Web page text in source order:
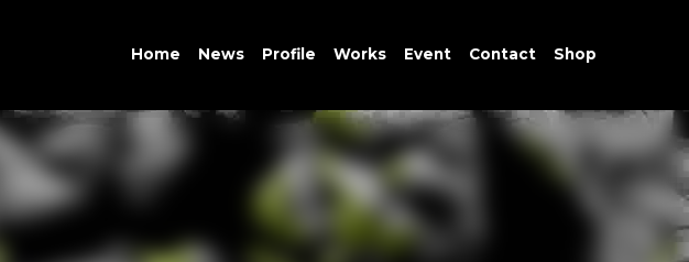
Home News Profile Works Event Contact Shop